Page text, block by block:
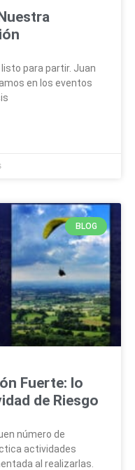
para partir. Juan
en los eventos
BLOG
Fuerte: lo
de Riesgo
número de
actividades
al realizarlas.